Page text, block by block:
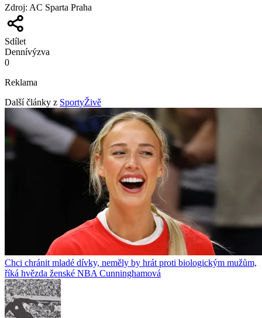
Zdroj: AC Sparta Praha
Sdílet
Dennívýzva
0
Reklama
Další články z SportyŽivě
Chci chránit mladé dívky, neměly by hrát proti biologickým mužům,
říká hvězda ženské NBA Cunninghamová